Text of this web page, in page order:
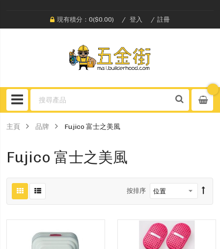
現有積分：0($0.00) 登入 註冊
主頁 品牌 Fujico 富士之美風
Fujico 富士之美風
按排序